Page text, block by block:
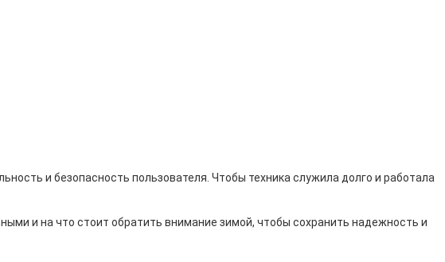
и безопасность пользователя. Чтобы техника служила долго и работала
и на что стоит обратить внимание зимой, чтобы сохранить надежность и